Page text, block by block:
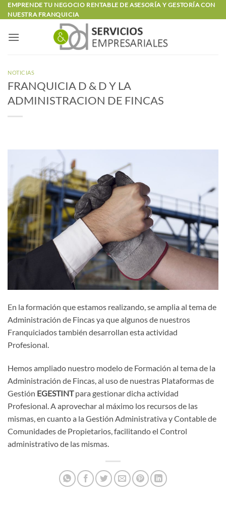
Saltar
al
EMPRENDE TU NEGOCIO RENTABLE DE ASESORÍA Y GESTORÍA CON
NUESTRA FRANQUICIA
NOTICIAS
FRANQUICIA D & D Y LA
ADMINISTRACION DE FINCAS
En la formación que estamos realizando, se amplia al tema de
Administración de Fincas ya que algunos de nuestros
Franquiciados también desarrollan esta actividad
Profesional.
Hemos ampliado nuestro modelo de Formación al tema de la
Administración de Fincas, al uso de nuestras Plataformas de
Gestión EGESTINTpara gestionar dicha actividad
Profesional. A aprovechar al máximo los recursos de las
mismas, en cuanto a la Gestión Administrativa y Contable de
Comunidades de Propietarios, facilitando el Control
administrativo de las mismas.